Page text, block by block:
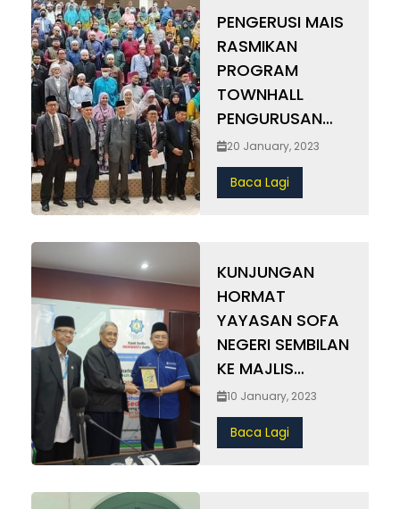
MENTERI (HAL
EHWAL AGAMA)
PENGERUSI MAIS
RASMIKAN
PROGRAM
TOWNHALL
PENGURUSAN
INSTITUSI
PENDIDIKAN
ISLAM NEGERI
20 January, 2023
Baca Lagi
KUNJUNGAN
HORMAT
YAYASAN SOFA
NEGERI SEMBILAN
KE MAJLIS
AGAMA ISLAM
SELANGOR
10 January, 2023
Baca Lagi